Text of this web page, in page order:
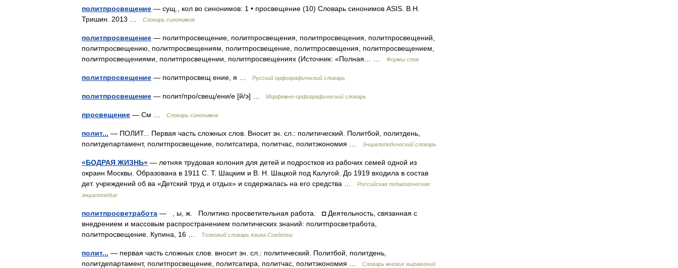
политпросвещение — сущ., кол во синонимов: 1 • просвещение (10) Словарь синонимов ASIS. В.Н.
Тришин. 2013 …
Словарь синонимов
политпросвещение — политпросвещение, политпросвещения, политпросвещения, политпросвещений,
политпросвещению, политпросвещениям, политпросвещение, политпросвещения, политпросвещением,
политпросвещениями, политпросвещении, политпросвещениях (Источник: «Полная… …
Формы слов
политпросвещение — политпросвещ ение, я … Русский орфографический словарь
политпросвещение — полит/про/свещ/ени/е [й/э] … Морфемно-орфографический словарь
просвещение — См … Словарь синонимов
полит... — ПОЛИТ... Первая часть сложных слов. Вносит зн. сл.: политический. Политбой, политдень,
политдепартамент, политпросвещение, политсатира, политчас, политэкономия …
Энциклопедический словарь
«БОДРАЯ ЖИЗНЬ» — летняя трудовая колония для детей и подростков из рабочих семей одной из
окраин Москвы. Образована в 1911 С. Т. Шацким и В. Н. Шацкой под Калугой. До 1919 входила в состав
дет. учреждений об ва «Детский труд и отдых» и содержалась на его средства …
Российская педагогическая
энциклопедия
политпросветработа — , ы, ж. Политико просветительная работа. ◘ Деятельность, связанная с
внедрением и массовым распространением политических знаний: политпросветработа,
политпросвещение. Купина, 16 …
Толковый словарь языка Совдепии
полит... — первая часть сложных слов. вносит зн. сл.: политический. Политбой, политдень,
политдепартамент, политпросвещение, политсатира, политчас, политэкономия …
Словарь многих выражений